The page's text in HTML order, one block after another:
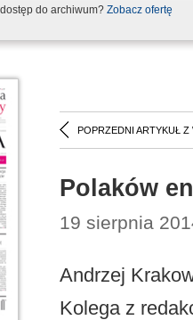
do archiwum? Zobacz ofertę
POPRZEDNI ARTYKUŁ Z
Polaków
19 sierpnia
Andrzej
Kolega z